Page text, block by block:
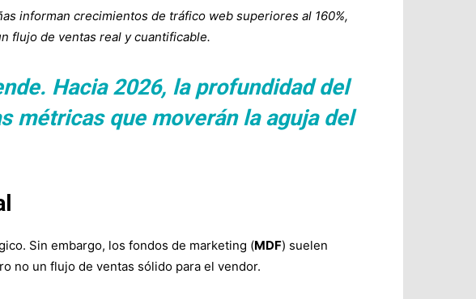
informan crecimientos de tráfico web superiores al 160%,
flujo de ventas real y cuantificable.
Hacia 2026, la profundidad del
métricas que moverán la aguja del
Sin embargo, los fondos de marketing (MDF) suelen
no un flujo de ventas sólido para el vendor.